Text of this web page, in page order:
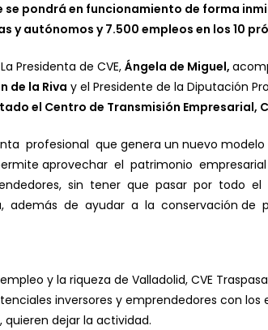
pondrá en funcionamiento de forma
y autónomos y 7.500 empleos en los 10
La Presidenta de CVE, Ángela de Miguel,
de la Riva y el Presidente de la Diputación
el Centro de Transmisión Empresarial,
profesional que genera un nuevo
aprovechar el patrimonio
sin tener que pasar por todo el
además de ayudar a la conservación de
y la riqueza de Valladolid, CVE
inversores y emprendedores con los
dejar la actividad.